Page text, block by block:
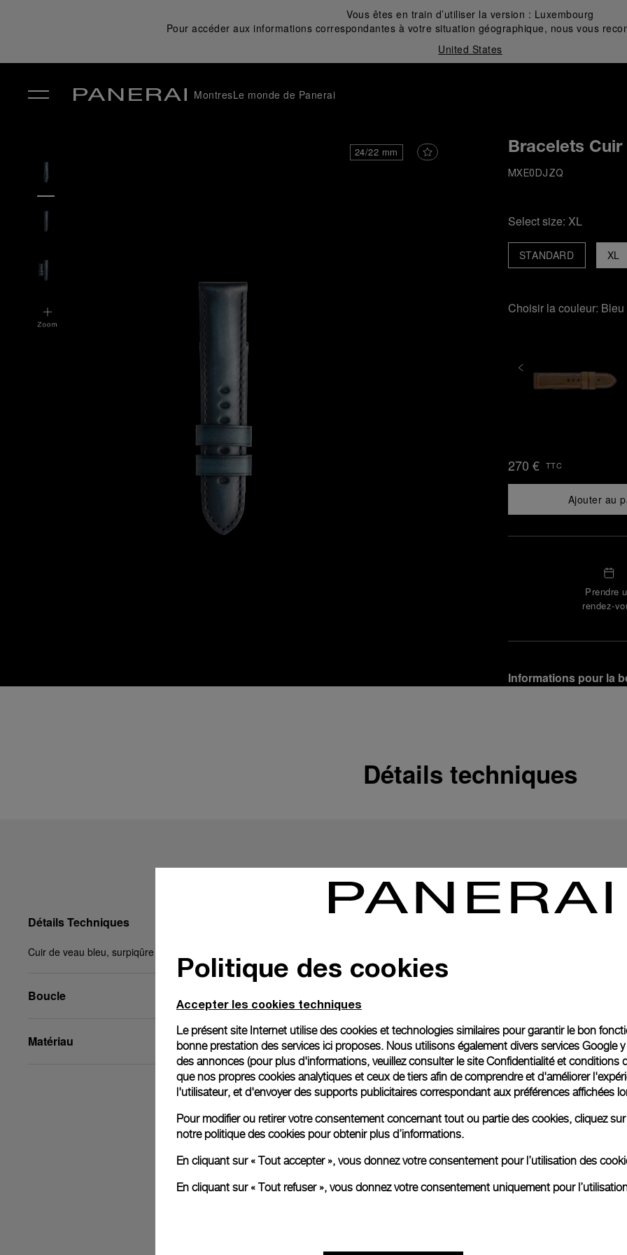
Vous êtes en train d’utiliser la version : Luxembourg
Pour accéder aux informations correspondantes à votre situation géographique, nous vous
United States
MontresLe monde de Panerai
24/22 mm Bracelets Cuir
MXE0DJZQ
Select size: XL
XL
STANDARD
Choisir la couleur: Bleu
270 € TTC
Ajouter au
Prendre
rendez-
Informations pour la
Retours et échanges
Officine Panerai
crédit :
personnalisé.
En savoir plus
Toutes les images sont des
aux produits réels.
Détails techniques
Détails Techniques
Cuir de veau bleu, surpiqûre T/T, XL, 24/22, BA
Boucle
Matériau
Politique des cookies
Accepter les cookies techniques
Le présent site Internet utilise des cookies et technologies similaires pour garantir le bon
bonne prestation des services ici proposes. Nous utilisons également divers services Google
des annonces (pour plus d'informations, veuillez consulter lesite Confidentialité et conditions
que nos propres cookies analytiques et ceux de tiers afin de comprendre et d'améliorer
l'utilisateur, et d'envoyer des supports publicitaires correspondant aux préférences affichées
Pour modifier ou retirer votre consentement concernant tout ou partie des cookies, cliquez
notre politique des cookies pour obtenir plus d’informations.
En cliquant sur « Tout accepter », vous donnez votre consentement pour l’utilisation des
En cliquant sur « Tout refuser », vous donnez votre consentement uniquement pour